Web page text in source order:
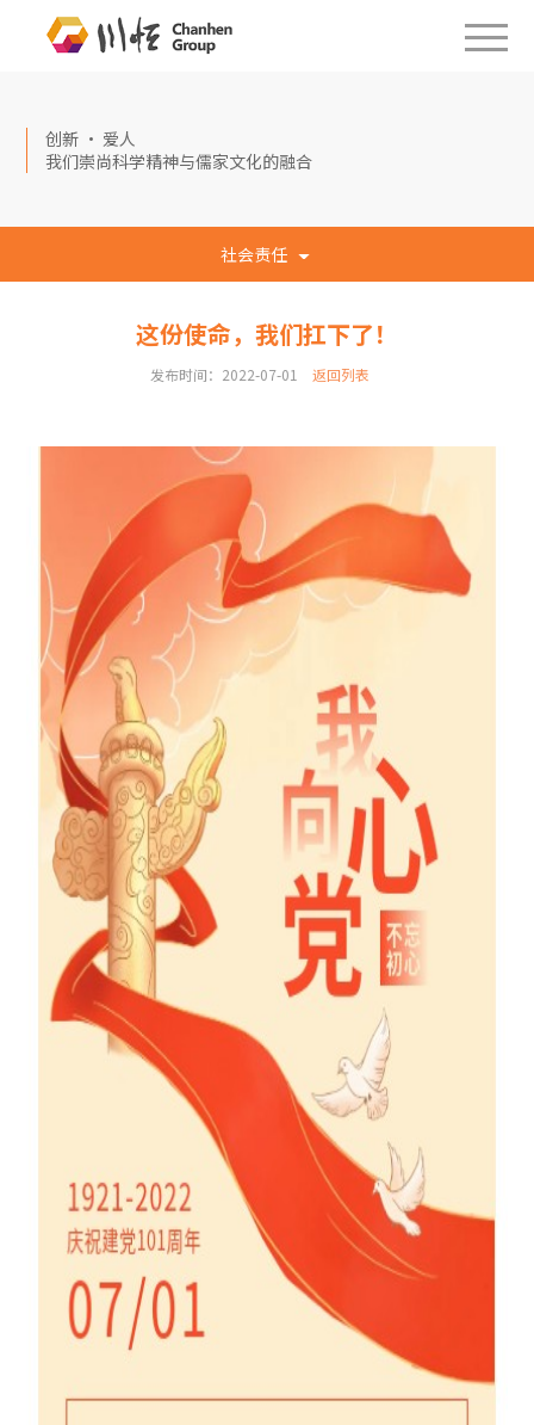
创新 · 爱人
我们崇尚科学精神与儒家文化的融合
社会责任
这份使命，我们扛下了！
发布时间：2022-07-01 返回列表